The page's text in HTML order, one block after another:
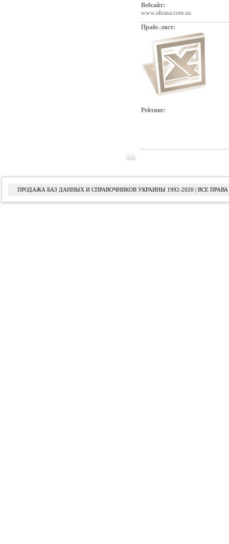
Вебсайт:
www.ukrasa.com.ua
Прайс-лист:
Рейтинг:
ПРОДАЖА БАЗ ДАННЫХ И СПРАВОЧНИКОВ УКРАИНЫ 1992-2020 | ВСЕ